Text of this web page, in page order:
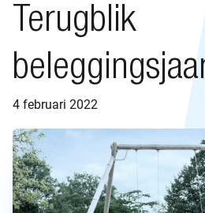
Terugblik
4 februari 2022